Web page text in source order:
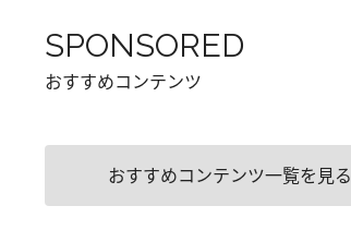
SPONSORED
おすすめコンテンツ
おすすめコンテンツ一覧を見る